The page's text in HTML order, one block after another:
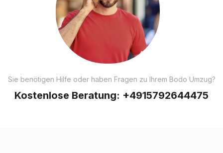
Sie benötigen Hilfe oder haben Fragen zu Ihrem Bodo Umzug?
Kostenlose Beratung: +4915792644475